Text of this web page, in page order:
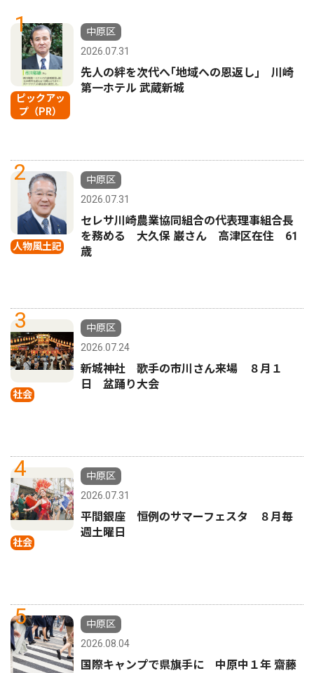
1
ピックアッ
プ（PR）
中原区
2026.07.31
先人の絆を次代へ｢地域への恩返し｣ 川崎
第一ホテル 武蔵新城
2
人物風土記
中原区
2026.07.31
セレサ川崎農業協同組合の代表理事組合長
を務める 大久保 巌さん 高津区在住 61
歳
3
社会
中原区
2026.07.24
新城神社 歌手の市川さん来場 ８月１
日 盆踊り大会
4
社会
中原区
2026.07.31
平間銀座 恒例のサマーフェスタ ８月毎
週土曜日
5
中原区
2026.08.04
国際キャンプで県旗手に 中原中１年 齋藤